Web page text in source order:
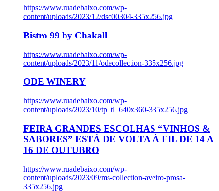
https://www.ruadebaixo.com/wp-
content/uploads/2023/12/dsc00304-335x256.jpg
Bistro 99 by Chakall
https://www.ruadebaixo.com/wp-
content/uploads/2023/11/odecollection-335x256.jpg
ODE WINERY
https://www.ruadebaixo.com/wp-
content/uploads/2023/10/tp_tl_640x360-335x256.jpg
FEIRA GRANDES ESCOLHAS “VINHOS &
SABORES” ESTÁ DE VOLTA À FIL DE 14 A
16 DE OUTUBRO
https://www.ruadebaixo.com/wp-
content/uploads/2023/09/ms-collection-aveiro-prosa-
335x256.jpg